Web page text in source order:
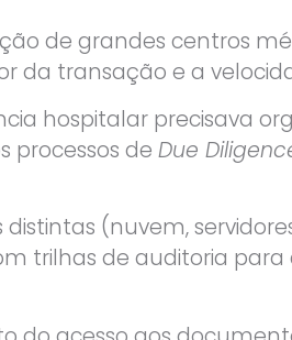
de grandes centros
da transação e a
hospitalar precisava
de Due
distintas (nuvem,
trilhas de auditoria